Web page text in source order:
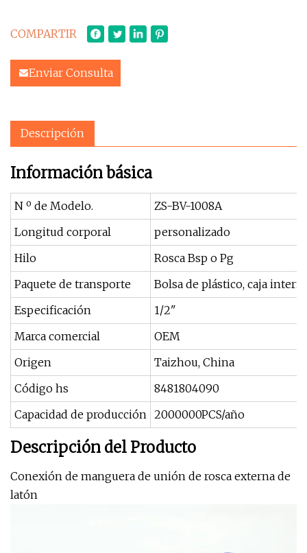
COMPARTIR
Enviar Consulta
Descripción
Información básica
N º de Modelo.
ZS-BV-1008A
Longitud corporal
personalizado
Hilo
Rosca Bsp o Pg
Paquete de transporte
Bolsa de plástico, caja
Especificación
1/2"
Marca comercial
OEM
Origen
Taizhou, China
Código hs
8481804090
Capacidad de producción 2000000PCS/año
Descripción del Producto
Conexión de manguera de unión de rosca externa de
latón